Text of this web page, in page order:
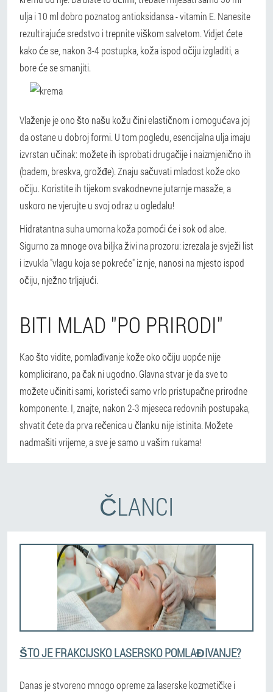
ulja i 10 ml dobro poznatog antioksidansa - vitamin E. Nanesite
rezultirajuće sredstvo i trepnite viškom salvetom. Vidjet ćete
kako će se, nakon 3-4 postupka, koža ispod očiju izgladiti, a
bore će se smanjiti.
Vlaženje je ono što našu kožu čini elastičnom i omogućava joj
da ostane u dobroj formi. U tom pogledu, esencijalna ulja imaju
izvrstan učinak: možete ih isprobati drugačije i naizmjenično ih
(badem, breskva, grožđe). Znaju sačuvati mladost kože oko
očiju. Koristite ih tijekom svakodnevne jutarnje masaže, a
uskoro ne vjerujte u svoj odraz u ogledalu!
Hidratantna suha umorna koža pomoći će i sok od aloe.
Sigurno za mnoge ova biljka živi na prozoru: izrezala je svježi list
i izvukla "vlagu koja se pokreće" iz nje, nanosi na mjesto ispod
očiju, nježno trljajući.
BITI MLAD "PO PRIRODI"
Kao što vidite, pomlađivanje kože oko očiju uopće nije
komplicirano, pa čak ni ugodno. Glavna stvar je da sve to
možete učiniti sami, koristeći samo vrlo pristupačne prirodne
komponente. I, znajte, nakon 2-3 mjeseca redovnih postupaka,
shvatit ćete da prva rečenica u članku nije istinita. Možete
nadmašiti vrijeme, a sve je samo u vašim rukama!
ČLANCI
ŠTO JE FRAKCIJSKO LASERSKO POMLAĐIVANJE?
Danas je stvoreno mnogo opreme za laserske kozmetičke i